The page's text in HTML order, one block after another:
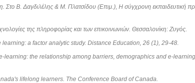
Στο Β. Δαγδιλέλης & Μ. Πλατσίδου (Επιμ.), Η σύγχρονη εκπαιδευτική
της πληροφορίας και των επικοινωνιών. Θεσσαλονίκη: Ζυγός.
a factor analytic study. Distance Education, 26 (1), 29-48.
learning: the relationship among barriers, demographics and e-
lifelong learners. The Conference Board of Canada.